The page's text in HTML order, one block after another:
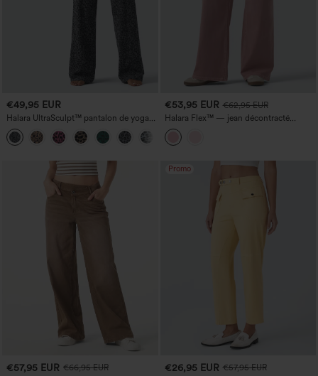
€49,95 EUR
Halara UltraSculpt™ pantalon de yoga
droit taille haute gainant à imprimé
léopard avec poches
€53,95 EUR €62,95 EUR
Halara Flex™ — jean décontracté
coloré, taille basse asymétrique, coupe
large, avec poches
€57,95 EUR €66,95 EUR
Promo
€26,95 EUR €57,95 EUR